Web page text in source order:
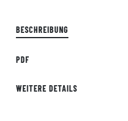
BESCHREIBUNG
PDF
WEITERE DETAILS